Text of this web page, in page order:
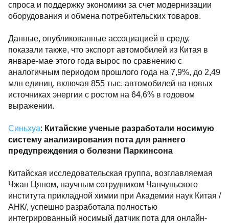
спроса и поддержку экономики за счет модернизации
оборудования и обмена потребительских товаров.
Данные, опубликованные ассоциацией в среду,
показали также, что экспорт автомобилей из Китая в
январе-мае этого года вырос по сравнению с
аналогичным периодом прошлого года на 7,9%, до 2,49
млн единиц, включая 855 тыс. автомобилей на новых
источниках энергии с ростом на 64,6% в годовом
выражении.
Синьхуа: Китайские ученые разработали носимую
систему анализирования пота для раннего
предупреждения о болезни Паркинсона
Китайская исследовательская группа, возглавляемая
Чжан Цяном, научным сотрудником Чанчуньского
института прикладной химии при Академии наук Китая /
АНК/, успешно разработала полностью
интегрированный носимый датчик пота для онлайн-